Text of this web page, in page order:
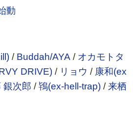
動
/ Buddah/AYA/ オカモトタ
DRIVE)/ リョウ / 康和(ex
銀次郎 /鴇(ex-hell-trap)/来栖